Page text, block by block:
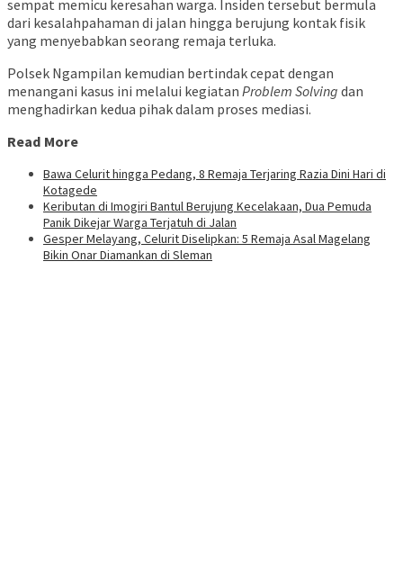
sempat memicu keresahan warga. Insiden tersebut bermula
dari kesalahpahaman di jalan hingga berujung kontak fisik
yang menyebabkan seorang remaja terluka.
Polsek Ngampilan kemudian bertindak cepat dengan
menangani kasus ini melalui kegiatan Problem Solving dan
menghadirkan kedua pihak dalam proses mediasi.
Read More
Bawa Celurit hingga Pedang, 8 Remaja Terjaring Razia Dini Hari di
Kotagede
Keributan di Imogiri Bantul Berujung Kecelakaan, Dua Pemuda
Panik Dikejar Warga Terjatuh di Jalan
Gesper Melayang, Celurit Diselipkan: 5 Remaja Asal Magelang
Bikin Onar Diamankan di Sleman